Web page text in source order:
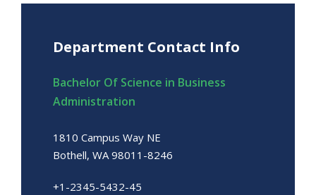
Department Contact Info
Bachelor Of Science in Business
Administration
1810 Campus Way NE
Bothell, WA 98011-8246
+1-2345-5432-45